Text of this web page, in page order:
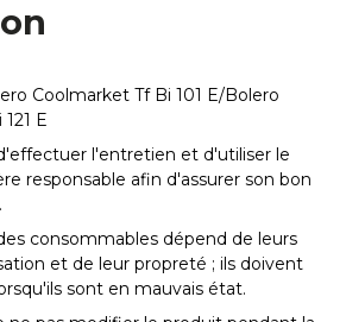
Coolmarket Tf Bi 101 E/Bolero
E
l'entretien et d'utiliser le
responsable afin d'assurer son bon
consommables dépend de leurs
et de leur propreté ; ils doivent
sont en mauvais état.